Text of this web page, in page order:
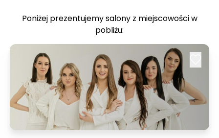
Poniżej prezentujemy salony z miejscowości w
pobliżu: